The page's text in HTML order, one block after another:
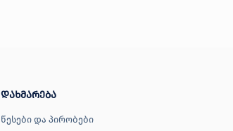
დახმარება
წესები და პირობები